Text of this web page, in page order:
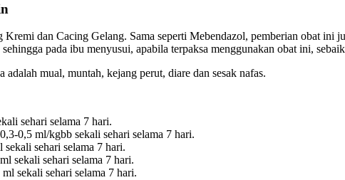
dan Cacing Gelang. Sama seperti Mebendazol, pemberian obat ini
pada ibu menyusui, apabila terpaksa menggunakan obat ini,
mual, muntah, kejang perut, diare dan sesak nafas.
sehari selama 7 hari.
0,5 ml/kgbb sekali sehari selama 7 hari.
sehari selama 7 hari.
sekali sehari selama 7 hari.
sekali sehari selama 7 hari.